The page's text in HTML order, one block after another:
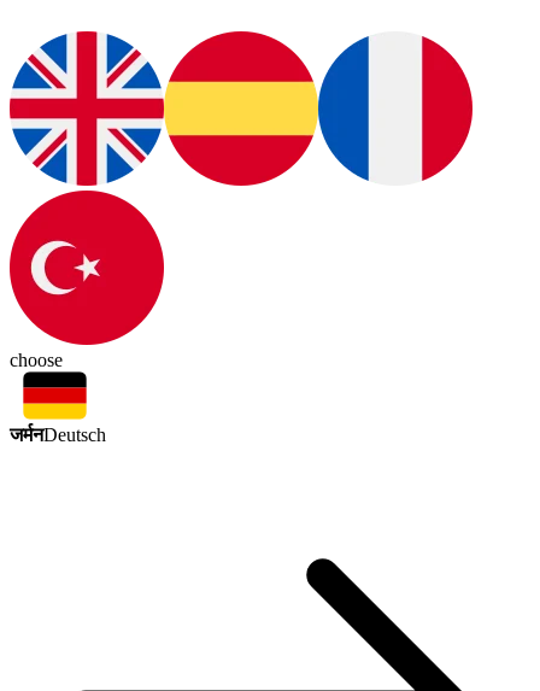
choose
जर्मनDeutsch